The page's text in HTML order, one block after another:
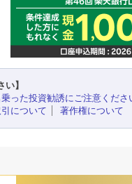
い】
乗った投資勧誘にご注意くださ
について
著作権について